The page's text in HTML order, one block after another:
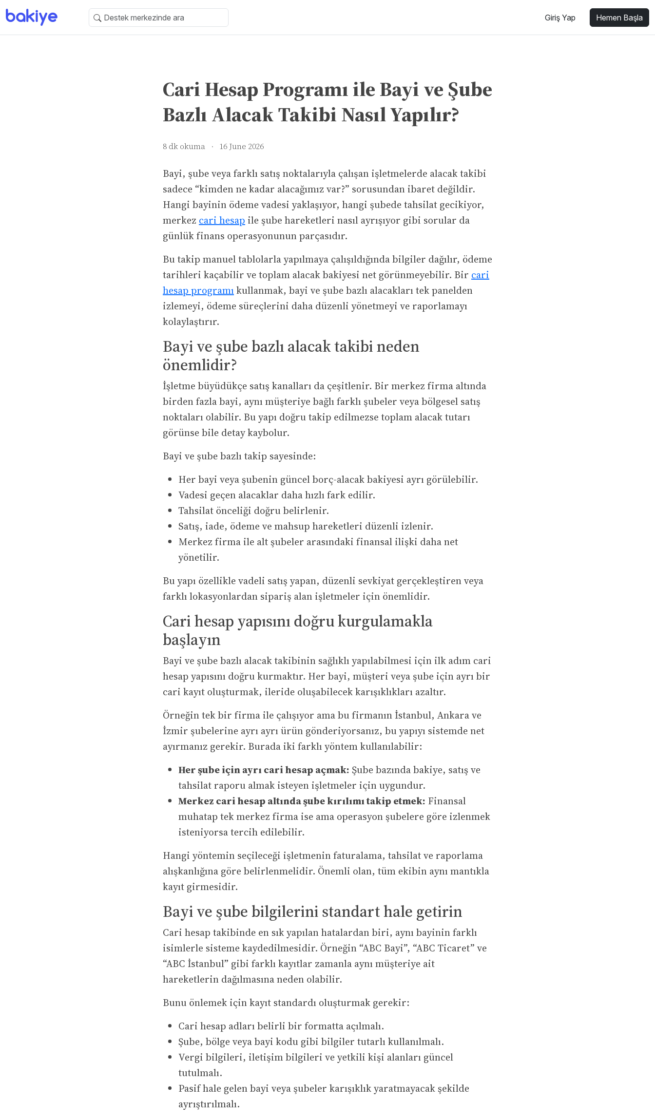
Giriş Yap Hemen Başla
Cari Hesap Programı ile Bayi ve Şube
Bazlı Alacak Takibi Nasıl Yapılır?
8 dk okuma · 16 June 2026
Bayi, şube veya farklı satış noktalarıyla çalışan işletmelerde alacak takibi
sadece “kimden ne kadar alacağımız var?” sorusundan ibaret değildir.
Hangi bayinin ödeme vadesi yaklaşıyor, hangi şubede tahsilat gecikiyor,
merkez cari hesap ile şube hareketleri nasıl ayrışıyor gibi sorular da
günlük finans operasyonunun parçasıdır.
Bu takip manuel tablolarla yapılmaya çalışıldığında bilgiler dağılır, ödeme
tarihleri kaçabilir ve toplam alacak bakiyesi net görünmeyebilir. Bir cari
hesap programıkullanmak, bayi ve şube bazlı alacakları tek panelden
izlemeyi, ödeme süreçlerini daha düzenli yönetmeyi ve raporlamayı
kolaylaştırır.
Bayi ve şube bazlı alacak takibi neden
önemlidir?
İşletme büyüdükçe satış kanalları da çeşitlenir. Bir merkez firma altında
birden fazla bayi, aynı müşteriye bağlı farklı şubeler veya bölgesel satış
noktaları olabilir. Bu yapı doğru takip edilmezse toplam alacak tutarı
görünse bile detay kaybolur.
Bayi ve şube bazlı takip sayesinde:
Her bayi veya şubenin güncel borç-alacak bakiyesi ayrı görülebilir.
Vadesi geçen alacaklar daha hızlı fark edilir.
Tahsilat önceliği doğru belirlenir.
Satış, iade, ödeme ve mahsup hareketleri düzenli izlenir.
Merkez firma ile alt şubeler arasındaki finansal ilişki daha net
yönetilir.
Bu yapı özellikle vadeli satış yapan, düzenli sevkiyat gerçekleştiren veya
farklı lokasyonlardan sipariş alan işletmeler için önemlidir.
Cari hesap yapısını doğru kurgulamakla
başlayın
Bayi ve şube bazlı alacak takibinin sağlıklı yapılabilmesi için ilk adım cari
hesap yapısını doğru kurmaktır. Her bayi, müşteri veya şube için ayrı bir
cari kayıt oluşturmak, ileride oluşabilecek karışıklıkları azaltır.
Örneğin tek bir firma ile çalışıyor ama bu firmanın İstanbul, Ankara ve
İzmir şubelerine ayrı ayrı ürün gönderiyorsanız, bu yapıyı sistemde net
ayırmanız gerekir. Burada iki farklı yöntem kullanılabilir:
Her şube için ayrı cari hesap açmak: Şube bazında bakiye, satış ve
tahsilat raporu almak isteyen işletmeler için uygundur.
Merkez cari hesap altında şube kırılımı takip etmek: Finansal
muhatap tek merkez firma ise ama operasyon şubelere göre izlenmek
isteniyorsa tercih edilebilir.
Hangi yöntemin seçileceği işletmenin faturalama, tahsilat ve raporlama
alışkanlığına göre belirlenmelidir. Önemli olan, tüm ekibin aynı mantıkla
kayıt girmesidir.
Bayi ve şube bilgilerini standart hale getirin
Cari hesap takibinde en sık yapılan hatalardan biri, aynı bayinin farklı
isimlerle sisteme kaydedilmesidir. Örneğin “ABC Bayi”, “ABC Ticaret” ve
“ABC İstanbul” gibi farklı kayıtlar zamanla aynı müşteriye ait
hareketlerin dağılmasına neden olabilir.
Bunu önlemek için kayıt standardı oluşturmak gerekir:
Cari hesap adları belirli bir formatta açılmalı.
Şube, bölge veya bayi kodu gibi bilgiler tutarlı kullanılmalı.
Vergi bilgileri, iletişim bilgileri ve yetkili kişi alanları güncel
tutulmalı.
Pasif hale gelen bayi veya şubeler karışıklık yaratmayacak şekilde
ayrıştırılmalı.